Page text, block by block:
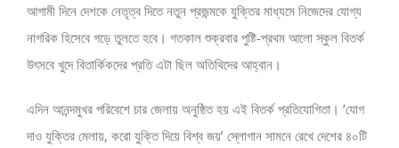
আগামী দিনে দেশকে নেতৃত্ব দিতে নতুন প্রজন্মকে যুক্তির মাধ্যমে নিজেদের যোগ্য
নাগরিক হিসেবে গড়ে তুলতে হবে। গতকাল শুক্রবার পুষ্টি-প্রথম আলো স্কুল বিতর্ক
উৎসবে খুদে বিতার্কিকদের প্রতি এটা ছিল অতিথিদের আহ্বান।
এদিন আনন্দমুখর পরিবেশে চার জেলায় অনুষ্ঠিত হয় এই বিতর্ক প্রতিযোগিতা। ‘যোগ
দাও যুক্তির মেলায়, করো যুক্তি দিয়ে বিশ্ব জয়’ স্লোগান সামনে রেখে দেশের ৪০টি